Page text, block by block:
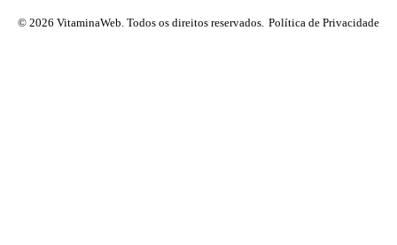
© 2026 VitaminaWeb. Todos os direitos reservados. Política de Privacidade